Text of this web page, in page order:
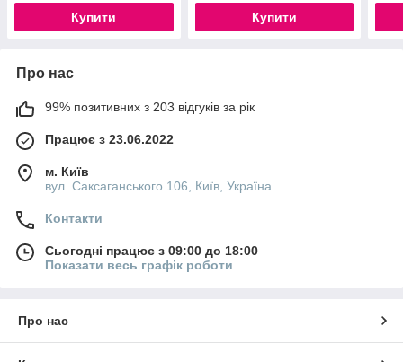
Купити Купити
Про нас
99% позитивних з 203 відгуків за рік
Працює з 23.06.2022
м. Київ
вул. Саксаганського 106, Київ, Україна
Контакти
Сьогодні працює з 09:00 до 18:00
Показати весь графік роботи
Про нас